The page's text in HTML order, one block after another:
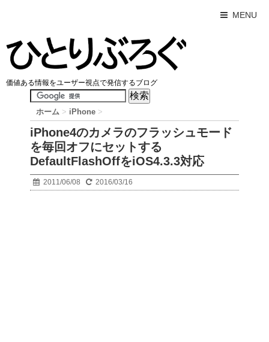
MENU
価値ある情報をユーザー視点で発信するブログ
ホーム > iPhone >
iPhone4のカメラのフラッシュモード
を毎回オフにセットする
DefaultFlashOffをiOS4.3.3対応
2011/06/08 2016/03/16